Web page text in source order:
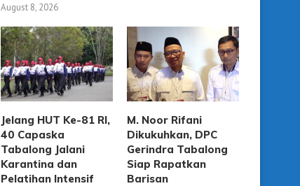
August 8, 2026
Jelang HUT Ke-81 RI,
40 Capaska
Tabalong Jalani
Karantina dan
Pelatihan Intensif
M. Noor Rifani
Dikukuhkan, DPC
Gerindra Tabalong
Siap Rapatkan
Barisan